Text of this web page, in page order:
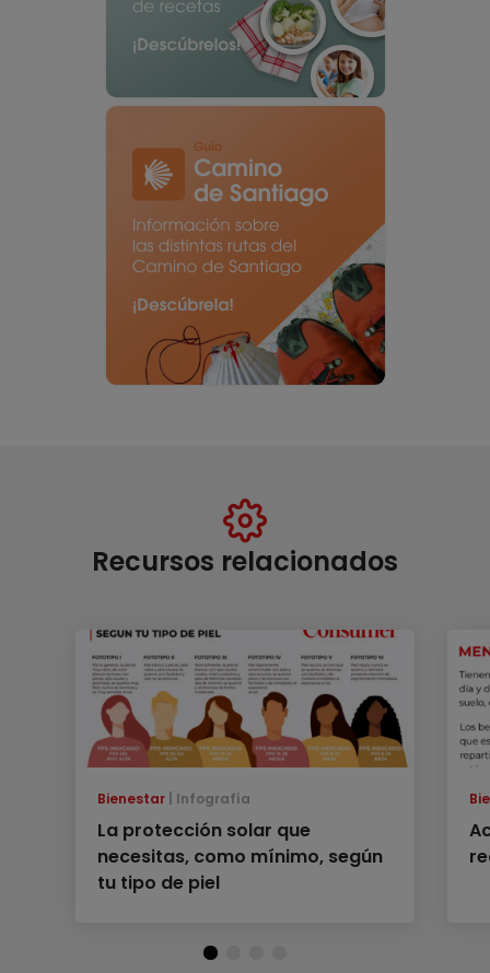
Recursos relacionados
Bienestar Infografía
La protección solar que
necesitas, como mínimo, según
tu tipo de piel